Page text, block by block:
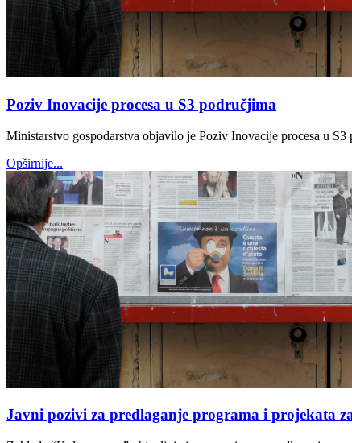
Poziv Inovacije procesa u S3 područjima
Ministarstvo gospodarstva objavilo je Poziv Inovacije procesa u
Opširnije...
Javni pozivi za predlaganje programa i projekata